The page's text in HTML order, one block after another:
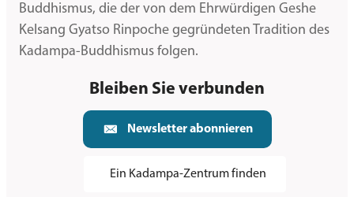
Buddhismus, die der von dem Ehrwürdigen Geshe
Kelsang Gyatso Rinpoche gegründeten Tradition des
Kadampa-Buddhismus folgen.
Bleiben Sie verbunden
Newsletter abonnieren
Ein Kadampa-Zentrum finden